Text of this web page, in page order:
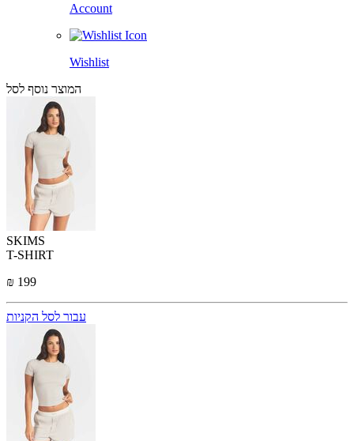
Account
Wishlist
המוצר נוסף לסל
SKIMS
T-SHIRT
₪ 199
עבור לסל הקניות